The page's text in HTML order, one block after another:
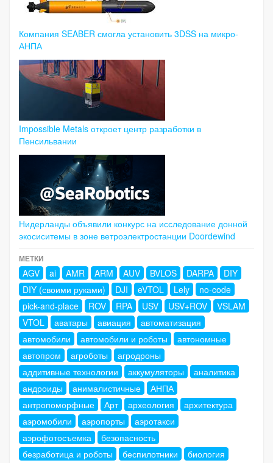
Компания SEABER смогла установить 3DSS на микро-
АНПА
Impossible Metals откроет центр разработки в
Пенсильвании
Нидерланды объявили конкурс на исследование донной
экосиситемы в зоне ветроэлектростанции Doordewind
МЕТКИ
AGV ai AMR ARM AUV BVLOS DARPA
DIY
DIY (своими руками)
DJI eVTOL Lely
no-code
pick-and-place
ROV RPA USV USV+ROV
VSLAM
VTOL
аватары авиация
автоматизация
автомобили
автомобили и роботы
автономные
автопром
агроботы
агродроны
аддитивные технологии
аккумуляторы
аналитика
андроиды
анималистичные
АНПА
антропоморфные
Арт археология
архитектура
аэромобили
аэропорты
аэротакси
аэрофотосъемка
безопасность
безработица и роботы
беспилотники
биология